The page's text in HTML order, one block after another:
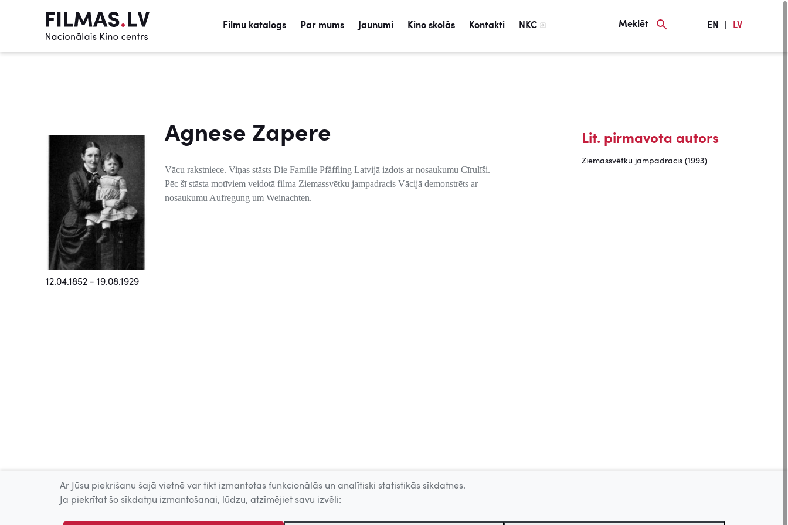
Filmu katalogs Par mums Jaunumi Kino skolās Kontakti NKC Meklēt EN LV
Agnese Zapere
12.04.1852 - 19.08.1929
Vācu rakstniece. Viņas stāsts Die Familie Pfäffling Latvijā izdots ar nosaukumu Cīrulīši.
Pēc šī stāsta motīviem veidotā filma Ziemassvētku jampadracis Vācijā demonstrēts ar
nosaukumu Aufregung um Weinachten.
Lit. pirmavota autors
Ziemassvētku jampadracis (1993)
Ar Jūsu piekrišanu šajā vietnē var tikt izmantotas funkcionālās un analītiski statistikās sīkdatnes.
Ja piekrītat šo sīkdatņu izmantošanai, lūdzu, atzīmējiet savu izvēli: